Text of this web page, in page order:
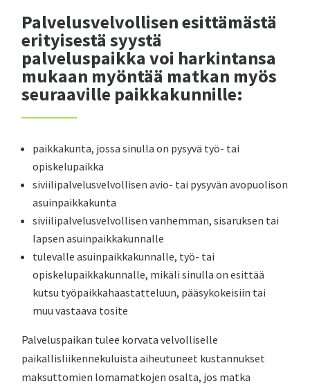
Palvelusvelvollisen esittämästä
erityisestä syystä
palveluspaikka voi harkintansa
mukaan myöntää matkan myös
seuraaville paikkakunnille:
paikkakunta, jossa sinulla on pysyvä työ- tai
opiskelupaikka
siviilipalvelusvelvollisen avio- tai pysyvän avopuolison
asuinpaikkakunta
siviilipalvelusvelvollisen vanhemman, sisaruksen tai
lapsen asuinpaikkakunnalle
tulevalle asuinpaikkakunnalle, työ- tai
opiskelupaikkakunnalle, mikäli sinulla on esittää
kutsu työpaikkahaastatteluun, pääsykokeisiin tai
muu vastaava tosite
Palveluspaikan tulee korvata velvolliselle
paikallisliikennekuluista aiheutuneet kustannukset
maksuttomien lomamatkojen osalta, jos matka